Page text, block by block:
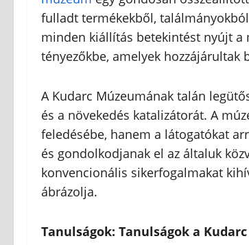
fulladt termékekből, találmányokból
minden kiállítás betekintést nyújt a
tényezőkbe, amelyek hozzájárultak
A Kudarc Múzeumának talán
és a növekedés katalizátorát. A
feledésébe, hanem a látogatókat
és gondolkodjanak el az általuk
konvencionális sikerfogalmakat
ábrázolja.
Tanulságok: Tanulságok a